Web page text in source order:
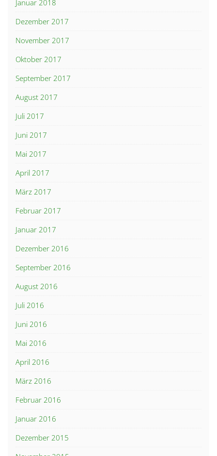
Januar 2018
Dezember 2017
November 2017
Oktober 2017
September 2017
August 2017
Juli 2017
Juni 2017
Mai 2017
April 2017
März 2017
Februar 2017
Januar 2017
Dezember 2016
September 2016
August 2016
Juli 2016
Juni 2016
Mai 2016
April 2016
März 2016
Februar 2016
Januar 2016
Dezember 2015